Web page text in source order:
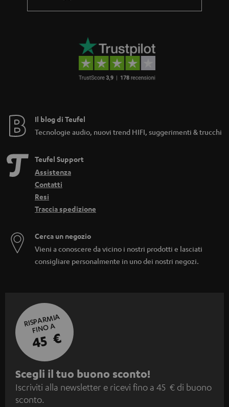
Il blog di Teufel
Tecnologie audio, nuovi trend HIFI, suggerimenti & trucchi
Teufel Support
Assistenza
Contatti
Resi
Traccia spedizione
Cerca un negozio
Vieni a conoscere da vicino i nostri prodotti e lasciati
consigliare personalmente in uno dei nostri negozi.
RISPARMIA
FINO A
45 €
I
s
Scegli il tuo buono sconto!
Iscriviti alla newsletter e ricevi fino a 45 € di buono
sconto.